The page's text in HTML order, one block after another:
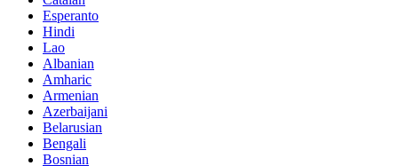
Esperanto
Hindi
Lao
Albanian
Amharic
Armenian
Azerbaijani
Belarusian
Bengali
Bosnian